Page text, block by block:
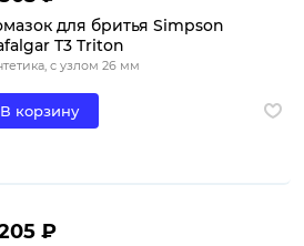
для бритья Simpson
T3 Triton
с узлом 26 мм
В корзину
₽